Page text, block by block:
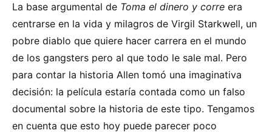
La base argumental de Toma el dinero y corre era
centrarse en la vida y milagros de Virgil Starkwell, un
pobre diablo que quiere hacer carrera en el mundo
de los gangsters pero al que todo le sale mal. Pero
para contar la historia Allen tomó una imaginativa
decisión: la película estaría contada como un falso
documental sobre la historia de este tipo. Tengamos
en cuenta que esto hoy puede parecer poco